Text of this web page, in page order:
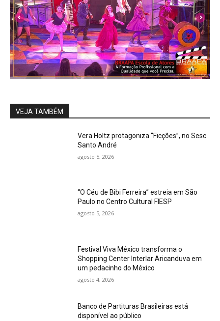
VEJA TAMBÉM
Vera Holtz protagoniza “Ficções”, no Sesc
Santo André
agosto 5, 2026
“O Céu de Bibi Ferreira” estreia em São
Paulo no Centro Cultural FIESP
agosto 5, 2026
Festival Viva México transforma o
Shopping Center Interlar Aricanduva em
um pedacinho do México
agosto 4, 2026
Banco de Partituras Brasileiras está
disponível ao público